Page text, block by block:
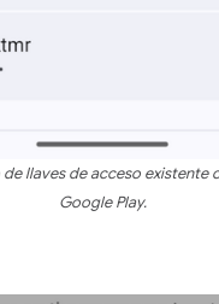
llaves de acceso existente
Google Play.